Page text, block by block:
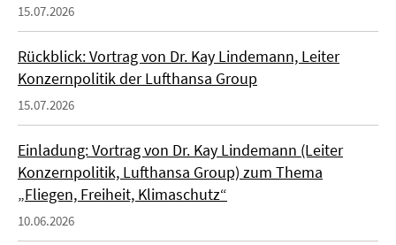
15.07.2026
Rückblick: Vortrag von Dr. Kay Lindemann, Leiter
Konzernpolitik der Lufthansa Group
15.07.2026
Einladung: Vortrag von Dr. Kay Lindemann (Leiter
Konzernpolitik, Lufthansa Group) zum Thema
„Fliegen, Freiheit, Klimaschutz“
10.06.2026